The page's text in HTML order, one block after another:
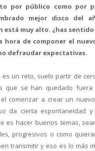
por público como por
mejor disco del
muy alto. ¿has sentido
hora de componer el
defraudar expectativas.
es un reto, suelo partir de
que se han quedado fuera
comenzar a crear un
da cierta espontaneidad
es hacer buenos temas,
progresivos o como
transmitir y eso es lo más